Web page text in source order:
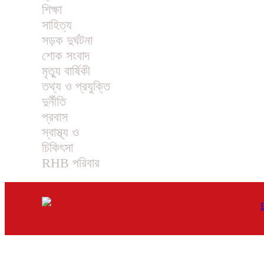
শিক্ষা
সাহিত্য
সড়ক দুর্ঘটনা
শোক সংবাদ
মৃত্যু বার্ষিকী
তথ্য ও প্রযুক্তি
দুর্নীতি
প্রবাস
স্বাস্থ্য ও
চিকিৎসা
RHB পরিবার